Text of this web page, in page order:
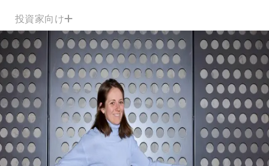
投資家向け